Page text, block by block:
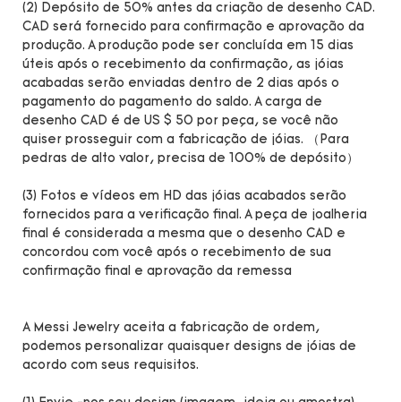
(2) Depósito de 50% antes da criação de desenho CAD.
CAD será fornecido para confirmação e aprovação da
produção. A produção pode ser concluída em 15 dias
úteis após o recebimento da confirmação, as jóias
acabadas serão enviadas dentro de 2 dias após o
pagamento do pagamento do saldo. A carga de
desenho CAD é de US $ 50 por peça, se você não
quiser prosseguir com a fabricação de jóias. （Para
pedras de alto valor, precisa de 100% de depósito）
(3) Fotos e vídeos em HD das jóias acabados serão
fornecidos para a verificação final. A peça de joalheria
final é considerada a mesma que o desenho CAD e
concordou com você após o recebimento de sua
confirmação final e aprovação da remessa
A Messi Jewelry aceita a fabricação de ordem,
podemos personalizar quaisquer designs de jóias de
acordo com seus requisitos.